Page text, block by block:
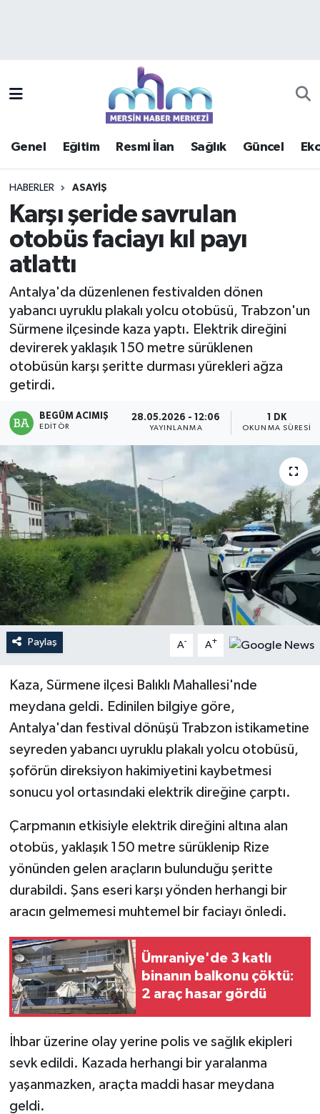
Genel Eğitim Resmi İlan Sağlık Güncel
HABERLER ASAYIŞ
Karşı şeride savrulan
otobüs faciayı kıl payı
atlattı
Antalya'da düzenlenen festivalden dönen
yabancı uyruklu plakalı yolcu otobüsü, Trabzon'un
Sürmene ilçesinde kaza yaptı. Elektrik direğini
devirerek yaklaşık 150 metre sürüklenen
otobüsün karşı şeritte durması yürekleri ağza
getirdi.
BEGÜM ACIMIŞ
EDITÖR
28.05.2026 - 12:06
YAYINLANMA
1 DK
OKUNMA SÜRESI
Paylaş A- A+
Kaza, Sürmene ilçesi Balıklı Mahallesi'nde
meydana geldi. Edinilen bilgiye göre,
Antalya'dan festival dönüşü Trabzon istikametine
seyreden yabancı uyruklu plakalı yolcu otobüsü,
şoförün direksiyon hakimiyetini kaybetmesi
sonucu yol ortasındaki elektrik direğine çarptı.
Çarpmanın etkisiyle elektrik direğini altına alan
otobüs, yaklaşık 150 metre sürüklenip Rize
yönünden gelen araçların bulunduğu şeritte
durabildi. Şans eseri karşı yönden herhangi bir
aracın gelmemesi muhtemel bir faciayı önledi.
Ümraniye'de 3 katlı
binanın balkonu çöktü:
2 araç hasar gördü
İhbar üzerine olay yerine polis ve sağlık ekipleri
sevk edildi. Kazada herhangi bir yaralanma
yaşanmazken, araçta maddi hasar meydana
geldi.
Güncel
Haberde insan
Kültür - Sanat
Magazin
Mersin
Mersin Tarihi
Özel Haber
Politika
Resmi İlan
Sağlık
Spor
Sürmanşet
Yaşam
Mersin Trafik Yoğunluk Haritası
Süper Lig Puan Durumu ve Fikstür
Haber Arşivi